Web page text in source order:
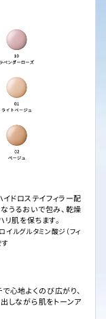
ドロステイフィラー配
うるおいで包み、乾燥
肌を保ちます。
イルグルタミン酸ジ（フィ
す
心地よくのび広がり、
しながら肌をトーンア